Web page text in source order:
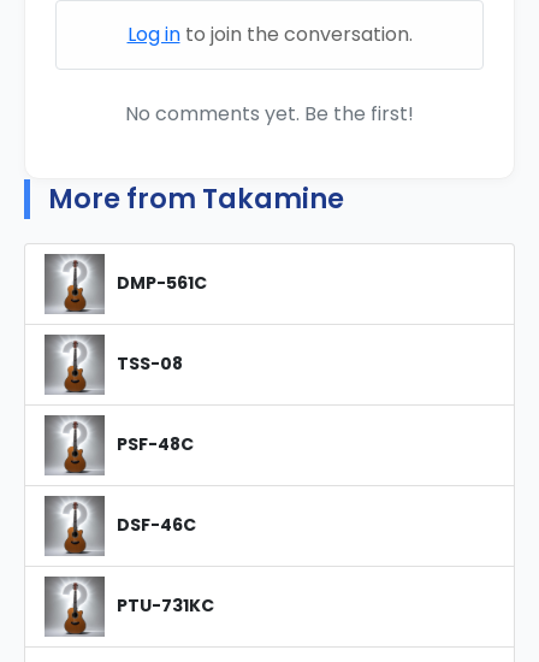
Log into join the conversation.
No comments yet. Be the first!
More from Takamine
DMP-561C
TSS-08
PSF-48C
DSF-46C
PTU-731KC